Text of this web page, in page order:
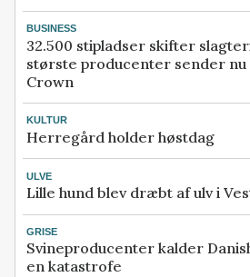
BUSINESS
32.500 stipladser skifter
største producenter sender nu
Crown
KULTUR
Herregård holder høstdag
ULVE
Lille hund blev dræbt af ulv i
GRISE
Svineproducenter kalder
en katastrofe